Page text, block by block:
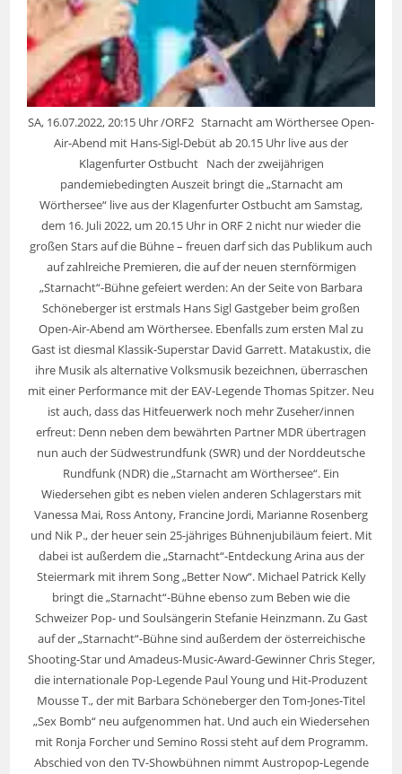
SA, 16.07.2022, 20:15 Uhr /ORF2 Starnacht am Wörthersee Open-
Air-Abend mit Hans-Sigl-Debüt ab 20.15 Uhr live aus der
Klagenfurter Ostbucht Nach der zweijährigen
pandemiebedingten Auszeit bringt die „Starnacht am
Wörthersee“ live aus der Klagenfurter Ostbucht am Samstag,
dem 16. Juli 2022, um 20.15 Uhr in ORF 2 nicht nur wieder die
großen Stars auf die Bühne – freuen darf sich das Publikum auch
auf zahlreiche Premieren, die auf der neuen sternförmigen
„Starnacht“-Bühne gefeiert werden: An der Seite von Barbara
Schöneberger ist erstmals Hans Sigl Gastgeber beim großen
Open-Air-Abend am Wörthersee. Ebenfalls zum ersten Mal zu
Gast ist diesmal Klassik-Superstar David Garrett. Matakustix, die
ihre Musik als alternative Volksmusik bezeichnen, überraschen
mit einer Performance mit der EAV-Legende Thomas Spitzer. Neu
ist auch, dass das Hitfeuerwerk noch mehr Zuseher/innen
erfreut: Denn neben dem bewährten Partner MDR übertragen
nun auch der Südwestrundfunk (SWR) und der Norddeutsche
Rundfunk (NDR) die „Starnacht am Wörthersee“. Ein
Wiedersehen gibt es neben vielen anderen Schlagerstars mit
Vanessa Mai, Ross Antony, Francine Jordi, Marianne Rosenberg
und Nik P., der heuer sein 25-jähriges Bühnenjubiläum feiert. Mit
dabei ist außerdem die „Starnacht“-Entdeckung Arina aus der
Steiermark mit ihrem Song „Better Now“. Michael Patrick Kelly
bringt die „Starnacht“-Bühne ebenso zum Beben wie die
Schweizer Pop- und Soulsängerin Stefanie Heinzmann. Zu Gast
auf der „Starnacht“-Bühne sind außerdem der österreichische
Shooting-Star und Amadeus-Music-Award-Gewinner Chris Steger,
die internationale Pop-Legende Paul Young und Hit-Produzent
Mousse T., der mit Barbara Schöneberger den Tom-Jones-Titel
„Sex Bomb“ neu aufgenommen hat. Und auch ein Wiedersehen
mit Ronja Forcher und Semino Rossi steht auf dem Programm.
Abschied von den TV-Showbühnen nimmt Austropop-Legende